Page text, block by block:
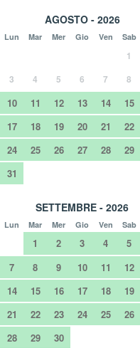
AGOSTO - 2026
Lun Mar Mer Gio Ven Sab
1
3
4 5 6 7 8
10 11 12 13 14 15
17
18 19 20 21 22
24
25 26 27 28 29
31
SETTEMBRE - 2026
Lun Mar Mer Gio Ven Sab
1 2 3 4 5
7
8 9 10 11 12
14
15 16 17 18 19
21
22 23 24 25 26
28
29 30